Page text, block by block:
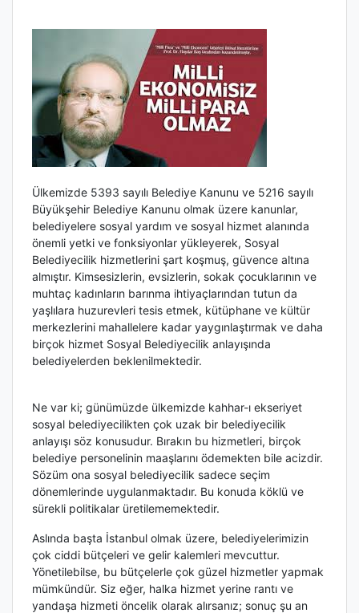
Ülkemizde 5393 sayılı Belediye Kanunu ve 5216 sayılı
Büyükşehir Belediye Kanunu olmak üzere kanunlar,
belediyelere sosyal yardım ve sosyal hizmet alanında
önemli yetki ve fonksiyonlar yükleyerek, Sosyal
Belediyecilik hizmetlerini şart koşmuş, güvence altına
almıştır. Kimsesizlerin, evsizlerin, sokak çocuklarının ve
muhtaç kadınların barınma ihtiyaçlarından tutun da
yaşlılara huzurevleri tesis etmek, kütüphane ve kültür
merkezlerini mahallelere kadar yaygınlaştırmak ve daha
birçok hizmet Sosyal Belediyecilik anlayışında
belediyelerden beklenilmektedir.
Ne var ki; günümüzde ülkemizde kahhar-ı ekseriyet
sosyal belediyecilikten çok uzak bir belediyecilik
anlayışı söz konusudur. Bırakın bu hizmetleri, birçok
belediye personelinin maaşlarını ödemekten bile acizdir.
Sözüm ona sosyal belediyecilik sadece seçim
dönemlerinde uygulanmaktadır. Bu konuda köklü ve
sürekli politikalar üretilememektedir.
Aslında başta İstanbul olmak üzere, belediyelerimizin
çok ciddi bütçeleri ve gelir kalemleri mevcuttur.
Yönetilebilse, bu bütçelerle çok güzel hizmetler yapmak
mümkündür. Siz eğer, halka hizmet yerine rantı ve
yandaşa hizmeti öncelik olarak alırsanız; sonuç şu an